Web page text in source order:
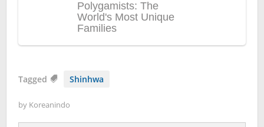
Tagged Shinhwa
by Koreanindo